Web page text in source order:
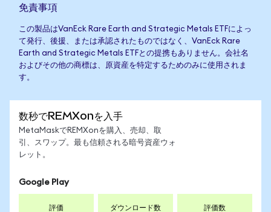
免責事項
この製品はVanEck Rare Earth and Strategic Metals ETFによっ
て発行、後援、または承認されたものではなく、VanEck Rare
Earth and Strategic Metals ETFとの提携もありません。会社名
およびその他の商標は、原資産を特定するためのみに使用されま
す。
数秒でREMXonを入手
MetaMaskでREMXonを購入、売却、取
引、スワップ。最も信頼される暗号資産ウォ
レット。
Google Play
評価 ダウンロード数 評価数